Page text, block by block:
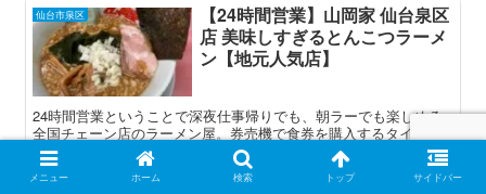
仙台市泉区
【24時間営業】山岡家 仙台泉区
店 美味しすぎるとんこつラーメ
ン【地元人気店】
24時間営業ということで深夜仕事帰りでも、朝ラーでも楽しめる
全国チェーン店のラーメン屋。券売機で食券を購入するタイプの
お店。麺の硬さ、味の濃さ、油の量が選べる。おすすめトッピン
グはほうれん草。限定の鬼煮干しラーメンいつか復活して欲し
い。
メニュー ホーム 検索 トップ サイドバー